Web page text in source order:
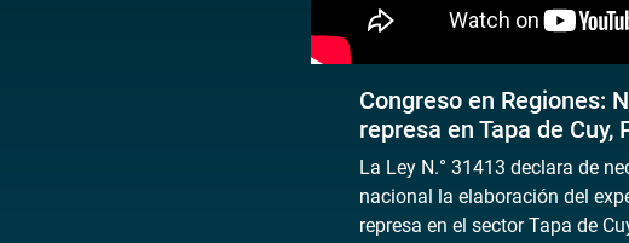
Congreso en Regiones:
represa en Tapa de Cuy,
La Ley N.° 31413 declara de
nacional la elaboración del
represa en el sector Tapa de